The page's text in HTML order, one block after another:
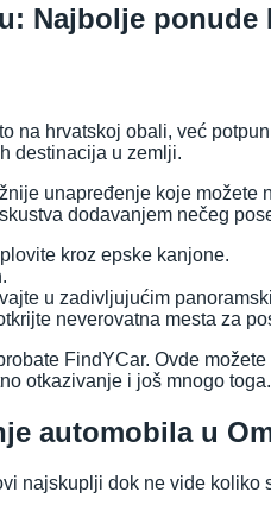
Najbolje ponude
na hrvatskoj obali, već
destinacija u zemlji.
unapređenje koje
dodavanjem nečeg
kroz epske kanjone.
u zadivljujućim
neverovatna mesta za
FindYCar. Ovde
otkazivanje i još mnogo toga.
automobila u
najskuplji dok ne vide